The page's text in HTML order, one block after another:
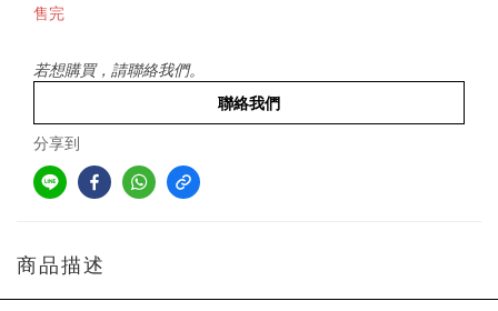
售完
若想購買，請聯絡我們。
聯絡我們
分享到
商品描述